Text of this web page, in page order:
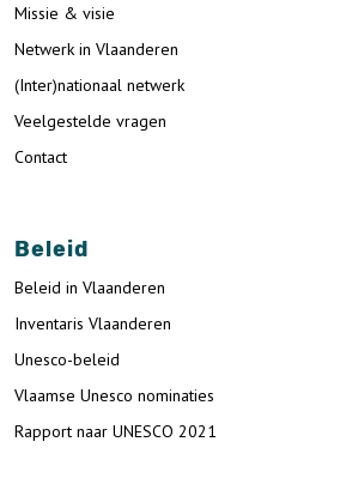
Missie & visie
Netwerk in Vlaanderen
(Inter)nationaal netwerk
Veelgestelde vragen
Contact
Beleid
Beleid in Vlaanderen
Inventaris Vlaanderen
Unesco-beleid
Vlaamse Unesco nominaties
Rapport naar UNESCO 2021